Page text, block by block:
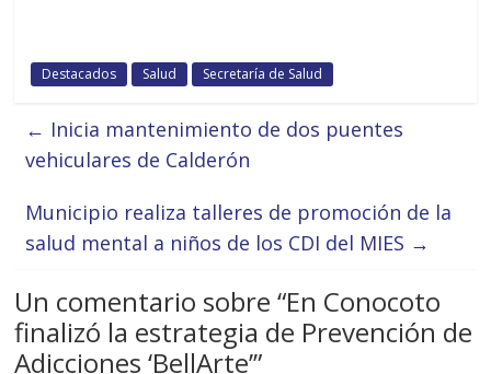
Destacados Salud Secretaría de Salud
← Inicia mantenimiento de dos puentes
vehiculares de Calderón
Municipio realiza talleres de promoción de la
salud mental a niños de los CDI del MIES →
Un comentario sobre “En Conocoto
finalizó la estrategia de Prevención de
Adicciones ‘BellArte’”